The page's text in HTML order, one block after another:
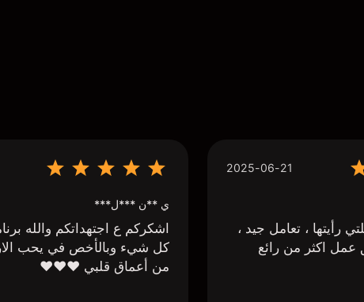
2025-06-21
رأيتها ، تعامل جيد ،
عمل اكثر من رائع
ي **ن ***ل***
اشكركم ع اجتهداتكم والله
كل شيء وبالأخص في يحب
من أعماق قلبي ❤️❤️❤️